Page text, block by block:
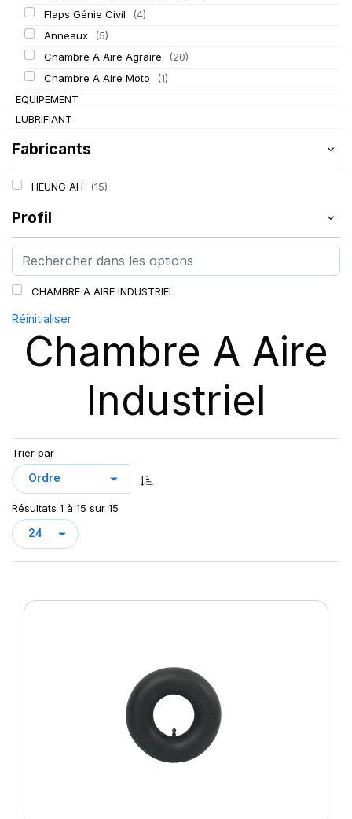
Flaps Génie Civil
(4)
Anneaux
(5)
Chambre A Aire Agraire
(20)
Chambre A Aire Moto
(1)
EQUIPEMENT
LUBRIFIANT
Fabricants
HEUNG AH (15)
Profil
CHAMBRE A AIRE INDUSTRIEL
Réinitialiser
Chambre A Aire
Industriel
Trier par
Résultats 1 à 15 sur 15